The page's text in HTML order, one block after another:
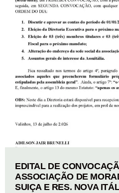
EDITAL DE
ASSOCIAÇÃO DE
SUIÇA E RES. NOVA